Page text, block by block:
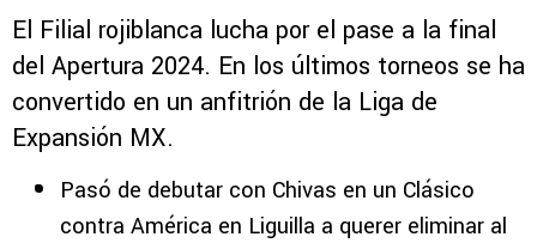
El Filial rojiblanca lucha por el pase a la final
del Apertura 2024. En los últimos torneos se ha
convertido en un anfitrión de la Liga de
Expansión MX.
Pasó de debutar con Chivas en un Clásico
contra América en Liguilla a querer eliminar al